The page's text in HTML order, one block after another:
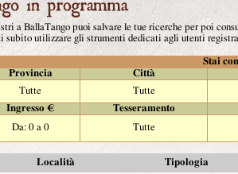
a BallaTango puoi salvare le tue ricerche per poi
subito utilizzare gli strumenti dedicati agli utenti
Stai
Provincia
Città
Tutte
Tutte
Ingresso €
Tesseramento
Da: 0 a 0 Tutte
Località Tipologia